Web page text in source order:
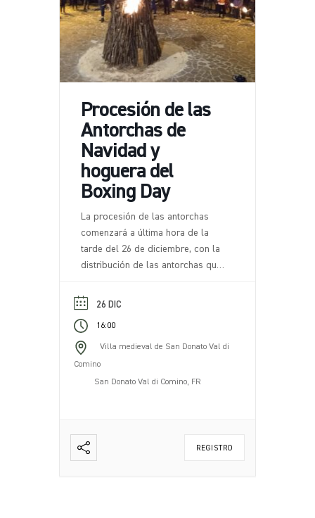
Procesión de las
Antorchas de
Navidad y
hoguera del
Boxing Day
La procesión de las antorchas
comenzará a última hora de la
tarde del 26 de diciembre, con la
distribución de las antorchas que
lo largo de una ruta escénica por
caracterizada por tramos de
sendero fáciles y evocadores,
serpentea por las colinas que
rodean San Donato Val di Comino,
26 DIC
16:00
Villa medieval de San Donato Val di
Comino
San Donato Val di Comino, FR
REGISTRO